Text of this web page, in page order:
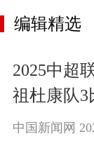
编辑精选
2025中超
祖杜康队3
中国新闻网